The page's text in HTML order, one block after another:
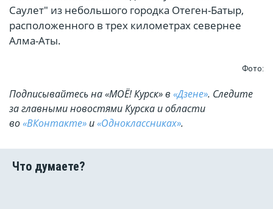
Саулет" из небольшого городка Отеген-Батыр,
расположенного в трех километрах севернее
Алма-Аты.
Фото:
Подписывайтесь на «МОЁ! Курск» в «Дзене». Cледите
за главными новостями Курска и области
во«ВКонтакте» и«Одноклассниках».